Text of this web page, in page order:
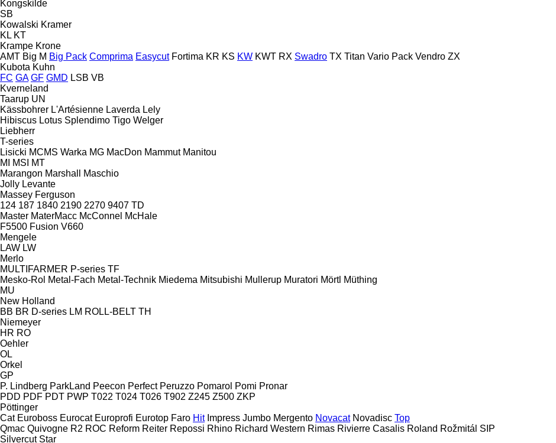
Kongskilde
SB
Kowalski Kramer
KL KT
Krampe Krone
AMT Big M Big Pack Comprima Easycut Fortima KR KS KW KWT RX Swadro TX Titan Vario Pack Vendro ZX
Kubota Kuhn
FC GA GF GMD LSB VB
Kverneland
Taarup UN
Kässbohrer L'Artésienne Laverda Lely
Hibiscus Lotus Splendimo Tigo Welger
Liebherr
T-series
Lisicki MCMS Warka MG MacDon Mammut Manitou
MI
MSI
MT
Marangon Marshall
Maschio
Jolly Levante
Massey Ferguson
124 187 1840 2190 2270 9407 TD
Master MaterMacc McConnel McHale
F5500 Fusion V660
Mengele
LAW LW
Merlo
MULTIFARMER P-series TF
Mesko-Rol Metal-Fach Metal-Technik Miedema Mitsubishi Mullerup Muratori Mörtl Müthing
MU
New Holland
BB BR D-series LM ROLL-BELT TH
Niemeyer
HR RO
Oehler
OL
Orkel
GP
P. Lindberg ParkLand Peecon Perfect Peruzzo Pomarol Pomi Pronar
PDD PDF PDT PWP T022 T024 T026 T902 Z245 Z500 ZKP
Pöttinger
Cat Euroboss Eurocat Europrofi Eurotop Faro Hit Impress Jumbo Mergento Novacat Novadisc Top
Qmac Quivogne R2 ROC Reform Reiter Repossi Rhino Richard Western Rimas Rivierre Casalis Roland Rožmitál SIP
Silvercut Star